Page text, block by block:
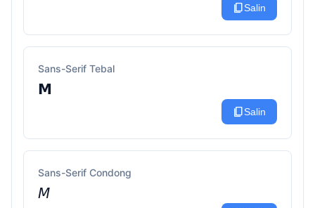
content_copySalin
Sans-Serif Tebal
𝗠
content_copySalin
Sans-Serif Condong
𝘔